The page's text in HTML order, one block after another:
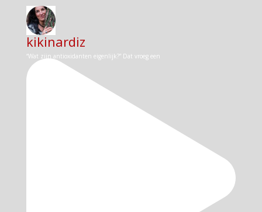
kikinardiz
“Wat zijn antioxidanten eigenlijk?” Dat vroeg een